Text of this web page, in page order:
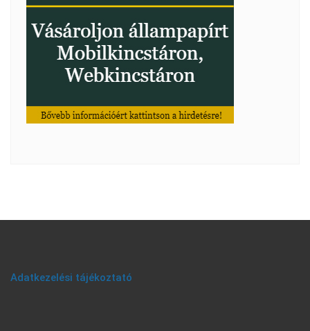
Adatkezelési tájékoztató